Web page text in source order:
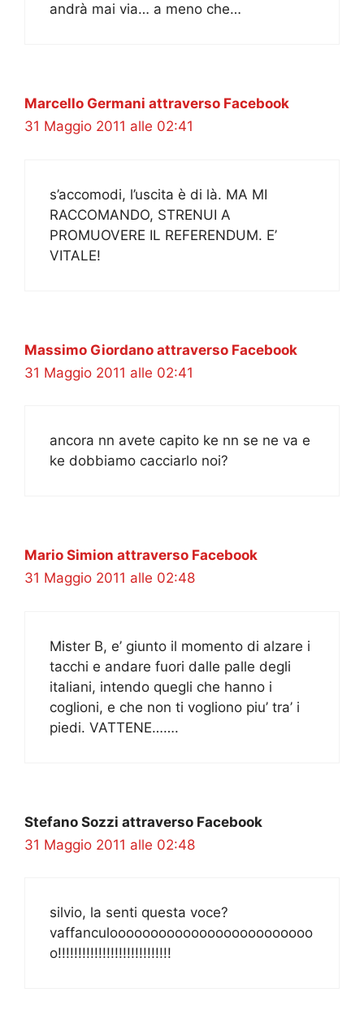
andrà mai via… a meno che…
Marcello Germani attraverso Facebook
31 Maggio 2011 alle 02:41
s’accomodi, l’uscita è di là. MA MI
RACCOMANDO, STRENUI A
PROMUOVERE IL REFERENDUM. E’
VITALE!
Massimo Giordano attraverso Facebook
31 Maggio 2011 alle 02:41
ancora nn avete capito ke nn se ne va e
ke dobbiamo cacciarlo noi?
Mario Simion attraverso Facebook
31 Maggio 2011 alle 02:48
Mister B, e’ giunto il momento di alzare i
tacchi e andare fuori dalle palle degli
italiani, intendo quegli che hanno i
coglioni, e che non ti vogliono piu’ tra’ i
piedi. VATTENE…….
Stefano Sozzi attraverso Facebook
31 Maggio 2011 alle 02:48
silvio, la senti questa voce?
vaffanculooooooooooooooooooooooooo
o!!!!!!!!!!!!!!!!!!!!!!!!!!!!